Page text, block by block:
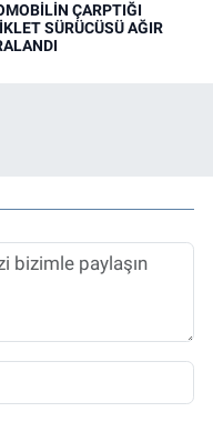
ÇARPTIĞI
SÜRÜCÜSÜ AĞIR